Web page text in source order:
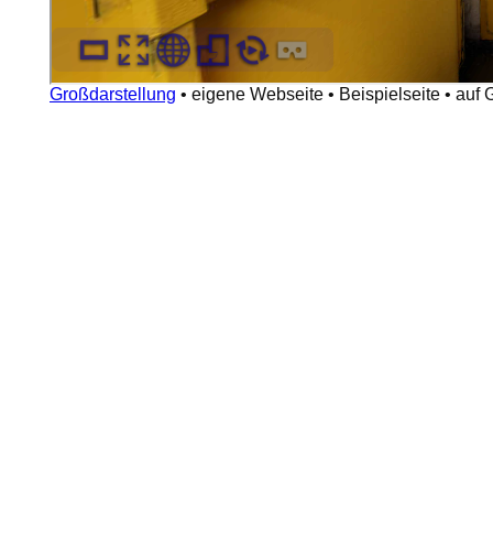
Großdarstellung • eigene Webseite • Beispielseite • auf